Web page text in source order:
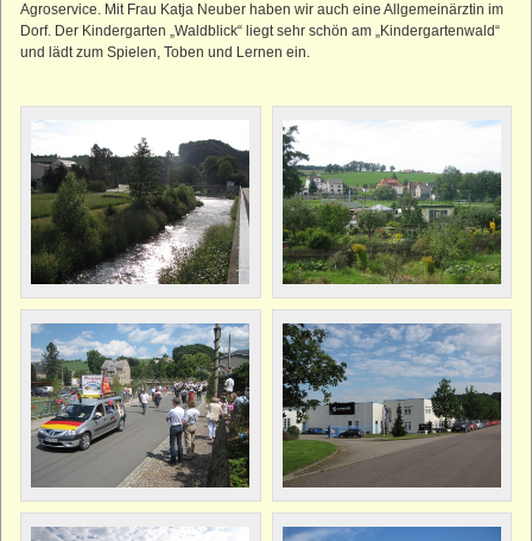
Agroservice. Mit Frau Katja Neuber haben wir auch eine Allgemeinärztin im
Dorf. Der Kindergarten „Waldblick“ liegt sehr schön am „Kindergartenwald“
und lädt zum Spielen, Toben und Lernen ein.